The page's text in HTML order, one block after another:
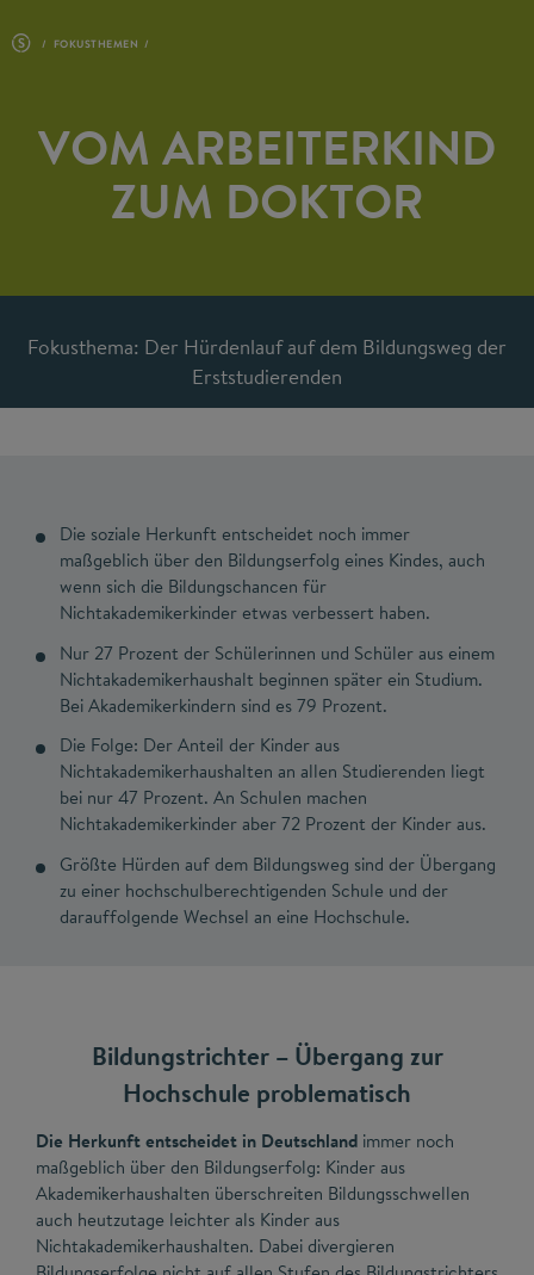
FOKUSTHEMEN
VOM ARBEITERKIND
ZUM DOKTOR
Fokusthema: Der Hürdenlauf auf dem Bildungsweg der
Erststudierenden
Die soziale Herkunft entscheidet noch immer
maßgeblich über den Bildungserfolg eines Kindes, auch
wenn sich die Bildungschancen für
Nichtakademikerkinder etwas verbessert haben.
Nur 27 Prozent der Schülerinnen und Schüler aus einem
Nichtakademikerhaushalt beginnen später ein Studium.
Bei Akademikerkindern sind es 79 Prozent.
Die Folge: Der Anteil der Kinder aus
Nichtakademikerhaushalten an allen Studierenden liegt
bei nur 47 Prozent. An Schulen machen
Nichtakademikerkinder aber 72 Prozent der Kinder aus.
Größte Hürden auf dem Bildungsweg sind der Übergang
zu einer hochschulberechtigenden Schule und der
darauffolgende Wechsel an eine Hochschule.
Bildungstrichter – Übergang zur
Hochschule problematisch
Die Herkunft entscheidet in Deutschland immer noch
maßgeblich über den Bildungserfolg: Kinder aus
Akademikerhaushalten überschreiten Bildungsschwellen
auch heutzutage leichter als Kinder aus
Nichtakademikerhaushalten. Dabei divergieren